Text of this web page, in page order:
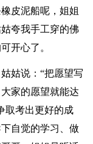
皮泥船呢，姐姐
夸我手工穿的佛
开心了。
姑说：“把愿望写
家的愿望就能达
取考出更好的成
自觉的学习、做